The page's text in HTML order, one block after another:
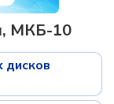
МКБ-10